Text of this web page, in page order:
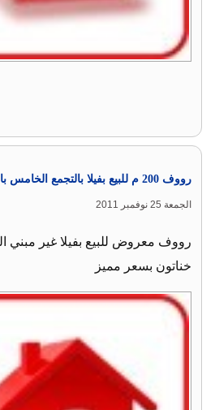
رووف 200 م للبيع بفيلا بالتجمع الخامس بالحي .
الجمعة 25 نوفمبر 2011
خناتون بسعر مميز